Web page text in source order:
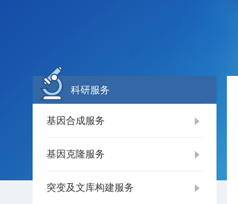
科研服务
基因合成服务
基因克隆服务
突变及文库构建服务